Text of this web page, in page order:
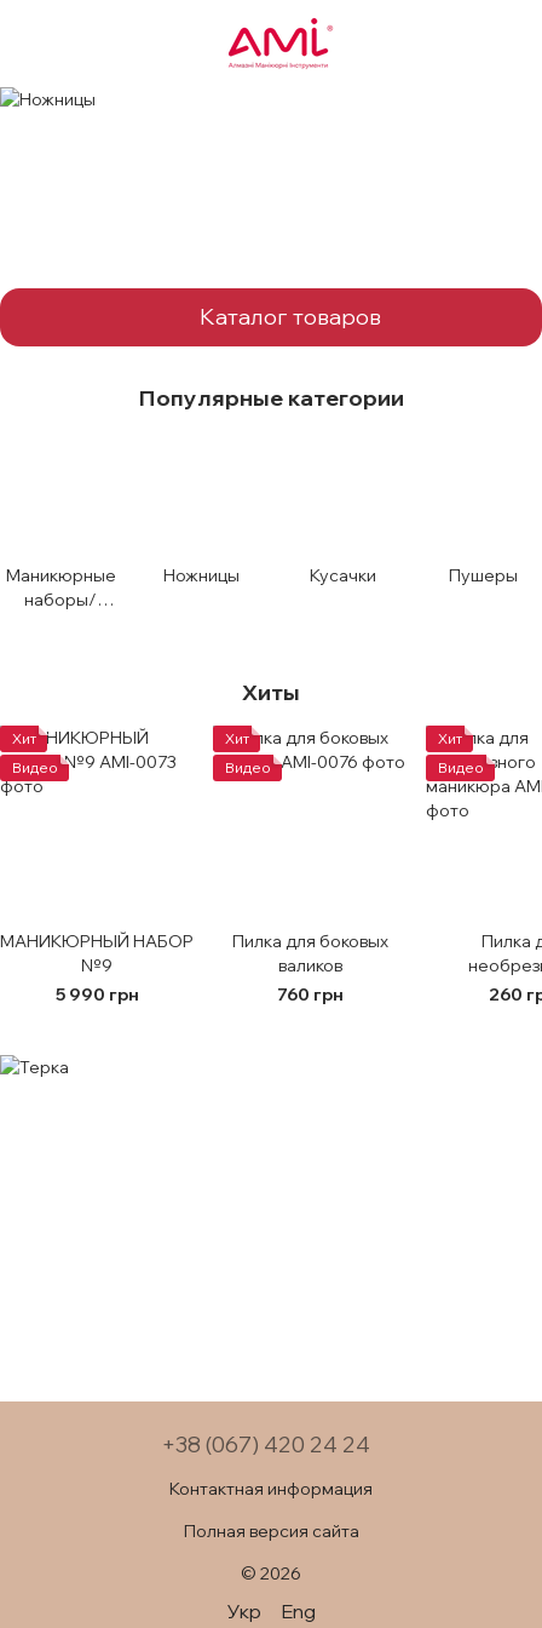
Каталог товаров
Популярные категории
Маникюрные
наборы/
Ножницы Кусачки Пушеры
Хиты
Хит
Видео
МАНИКЮРНЫЙ НАБОР
№9
5 990 грн
Хит
Видео
Пилка для боковых
валиков
760 грн
Хит
Видео
Пилка
260
+38 (067) 420 24 24
Контактная информация
Полная версия сайта
© 2026
Укр Eng